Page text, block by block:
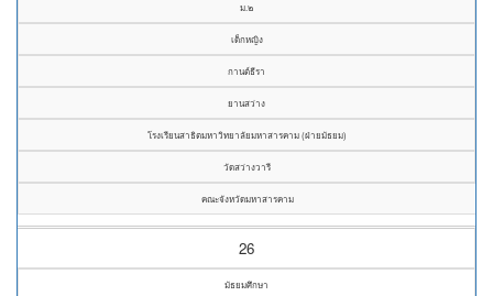
ม.๒
เด็กหญิง
กานต์ธีรา
ยานสว่าง
โรงเรียนสาธิตมหาวิทยาลัยมหาสารคาม (ฝ่ายมัธยม)
วัดสว่างวารี
คณะจังหวัดมหาสารคาม
26
มัธยมศึกษา